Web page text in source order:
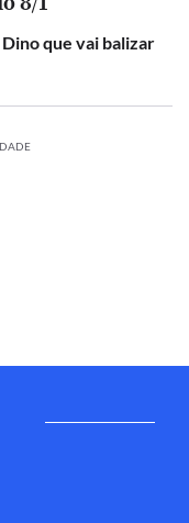
que vai balizar